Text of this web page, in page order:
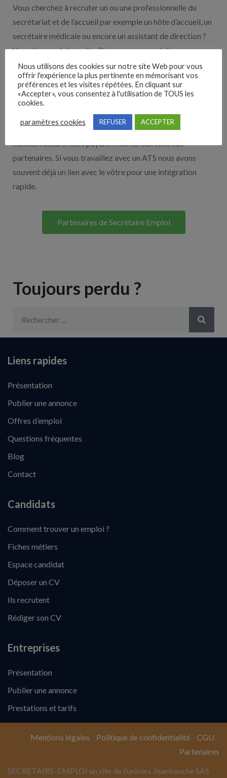
Vous cherchez à recruter un ou une professionnelle du
secrétariat et de l’accueil par exemple un hôte d’accueil, un
secrétaire médicale ou encore un assistant de direction ?
Vous êtes sur le bon site. Découvrez nos solutions pour
vous aider à recruter en cliquant sur le bouton ci-dessous.
Découvrez nos partenaires ! Moteurs de recherches,
multidiffuseurs, sites payant… nombreux sont nos
partenaires. Si vous travaillez avec un ATS nous avons
souvent déjà un lien avec le vôtre pour une intégration
rapide.
Partenaires de Secrétaire Emploi
Toujours perdu ?
Liens rapides
Présentation
Publier une annonce
Offres d’emploi
Questions fréquentes
Blog
Contact
Candidats
Comment trouver un emploi ?
Fiches métiers
Espace candidat
Déposer un CV
Ils recrutent
Rédiger son CV
Entreprises
Présentation
Publier une annonce
Prestations et tarifs
SECRETAIRE-EMPLOI un site de l’univers Jeanbauche SAS
Mentions légales Politique de confidentialité
CGU
Partenaires
Nous utilisons des cookies sur notre site Web pour vous
offrir l'expérience la plus pertinente en mémorisant vos
préférences et les visites répétées. En cliquant sur
«Accepter», vous consentez à l'utilisation de TOUS les
cookies.
paramètres cookies REFUSER ACCEPTER